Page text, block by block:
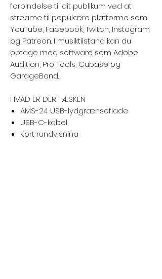
forbindelse til dit publikum ved at
streame til populære platforme som
YouTube, Facebook, Twitch, Instagram
og Patreon. I musiktilstand kan du
optage med software som Adobe
Audition, Pro Tools, Cubase og
GarageBand.
HVAD ER DER I ÆSKEN
AMS-24 USB-lydgrænseflade
USB-C-kabel
Kort rundvisning